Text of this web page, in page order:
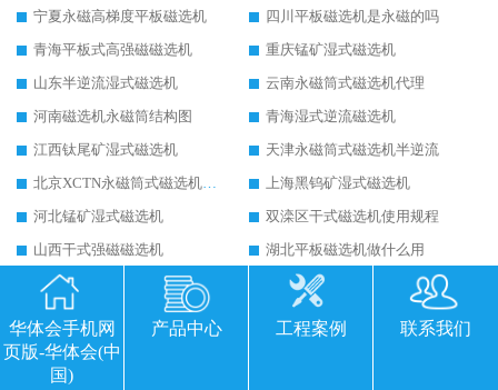
宁夏永磁高梯度平板磁选机
四川平板磁选机是永磁的吗
青海平板式高强磁磁选机
重庆锰矿湿式磁选机
山东半逆流湿式磁选机
云南永磁筒式磁选机代理
河南磁选机永磁筒结构图
青海湿式逆流磁选机
江西钛尾矿湿式磁选机
天津永磁筒式磁选机半逆流
北京XCTN永磁筒式磁选机磁块位置
上海黑钨矿湿式磁选机
河北锰矿湿式磁选机
双滦区干式磁选机使用规程
山西干式强磁磁选机
湖北平板磁选机做什么用
四川平板磁选机说明书
湖北干式磁选机
汉中干式磁选机
山西河沙磁选机
广西河沙磁选机
西安干式磁选机厂家
华体会手机网
页版-华体会(中
国)
产品中心 工程案例 联系我们